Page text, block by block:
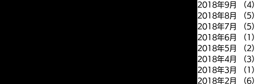
2018年9月
（4
2018年8月
（5
2018年7月
（5
2018年6月
（1
2018年5月
（2
2018年4月
（3
2018年3月
（1
2018年2月
（6